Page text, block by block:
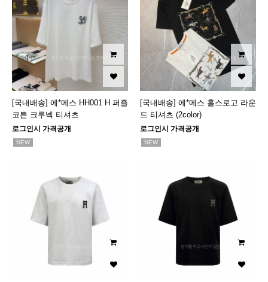
[국내배송] 에*메스 HH001 H 퍼즐
코튼 크루넥 티셔츠
로그인시 가격공개
NEW
[국내배송] 에*메스 홀스로고 라운
드 티셔츠 (2color)
로그인시 가격공개
NEW